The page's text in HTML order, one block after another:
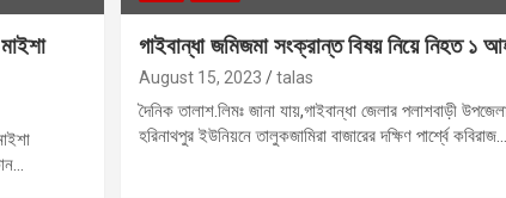
গাইবান্ধা জমিজমা সংক্রান্ত বিষয় নিয়ে নিহত ১
August 15, 2023 talas
দৈনিক তালাশ.লিমঃ জানা যায়,গাইবান্ধা জেলার পলাশবাড়ী
হরিনাথপুর ইউনিয়নে তালুকজামিরা বাজারের দক্ষিণ পার্শ্বে কবিরাজ…